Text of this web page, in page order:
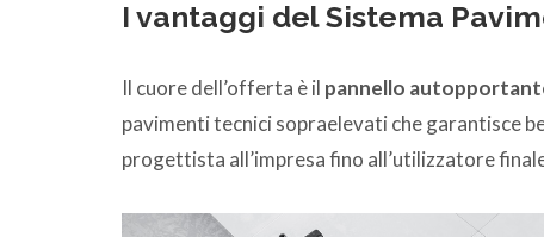
I vantaggi del Sistema
Il cuore dell’offerta è il pannello
pavimenti tecnici sopraelevati che garantisce
progettista all’impresa fino all’utilizzatore